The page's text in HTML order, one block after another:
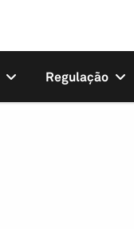
Regulação